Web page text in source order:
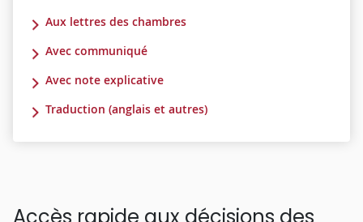
Aux lettres des chambres
Avec communiqué
Avec note explicative
Traduction (anglais et autres)
Accès rapide aux décisions des